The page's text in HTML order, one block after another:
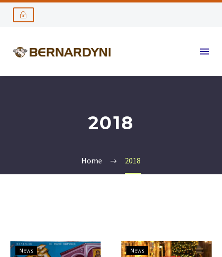
2018
Home 2018
News News